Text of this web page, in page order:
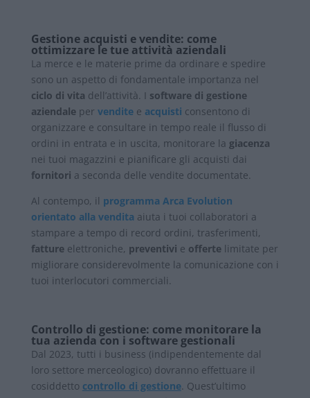
Gestione acquisti e vendite: come
ottimizzare le tue attività aziendali
La merce e le materie prime da ordinare e spedire
sono un aspetto di fondamentale importanza nel
ciclo di vita dell’attività. I software di gestione
aziendaleper vendite e acquisti consentono di
organizzare e consultare in tempo reale il flusso di
ordini in entrata e in uscita, monitorare la giacenza
nei tuoi magazzini e pianificare gli acquisti dai
fornitori a seconda delle vendite documentate.
Al contempo, il programma Arca Evolution
orientato alla vendita aiuta i tuoi collaboratori a
stampare a tempo di record ordini, trasferimenti,
fattureelettroniche, preventivi e offerte limitate per
migliorare considerevolmente la comunicazione con i
tuoi interlocutori commerciali.
Controllo di gestione: come monitorare la
tua azienda con i software gestionali
Dal 2023, tutti i business (indipendentemente dal
loro settore merceologico) dovranno effettuare il
cosiddetto controllo di gestione. Quest’ultimo